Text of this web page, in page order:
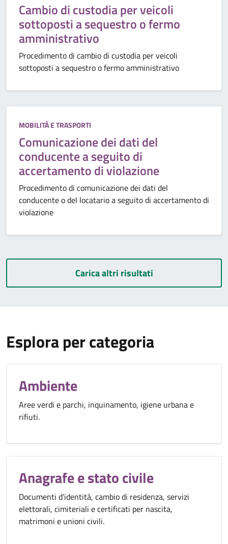
Cambio di custodia per veicoli
sottoposti a sequestro o fermo
amministrativo
Procedimento di cambio di custodia per veicoli
sottoposti a sequestro o fermo amministrativo
Categoria:
MOBILITÀ E TRASPORTI
Comunicazione dei dati del
conducente a seguito di
accertamento di violazione
Procedimento di comunicazione dei dati del
conducente o del locatario a seguito di accertamento di
violazione
Carica altri risultati
Esplora per categoria
Ambiente
Aree verdi e parchi, inquinamento, igiene urbana e
rifiuti.
Anagrafe e stato civile
Documenti d’identità, cambio di residenza, servizi
elettorali, cimiteriali e certificati per nascita,
matrimoni e unioni civili.